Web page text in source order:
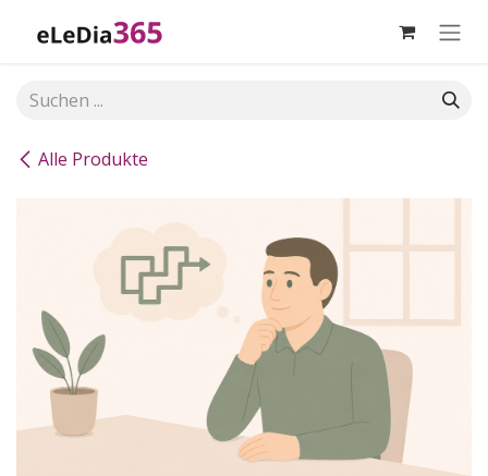
Alle Produkte